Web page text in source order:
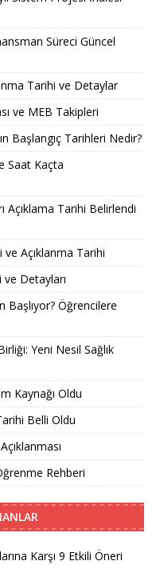
Süreci Güncel
Tarihi ve Detaylar
ve MEB Takipleri
Başlangıç Tarihleri Nedir?
Saat Kaçta
Açıklama Tarihi Belirlendi
ve Açıklanma Tarihi
Detayları
Başlıyor? Öğrencilere
Yeni Nesil Sağlık
Kaynağı Oldu
Belli Oldu
Rehberi
Karşı 9 Etkili Öneri